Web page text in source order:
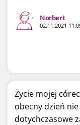
Norbert
02.11.2021
Życie mojej
obecny dzień
dotychczasowe